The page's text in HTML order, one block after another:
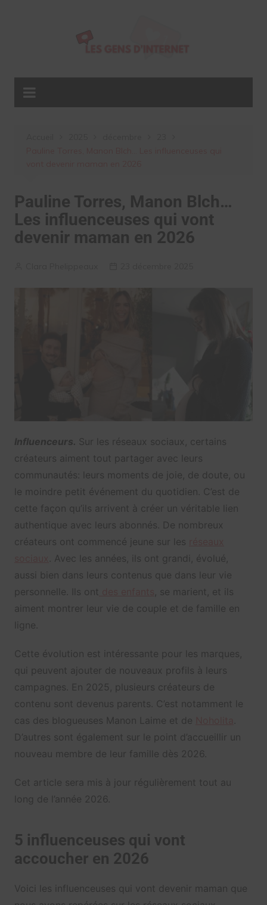
Pauline Torres, Manon Blch…
Les influenceuses qui vont
devenir maman en 2026
Influenceurs. Sur les réseaux sociaux, certains
créateurs aiment tout partager avec leurs
communautés: leurs moments de joie, de doute, ou
le moindre petit événement du quotidien. C’est de
cette façon qu’ils arrivent à créer un véritable lien
authentique avec leurs abonnés. De nombreux
créateurs ont commencé jeune sur les
. Avec les années, ils ont grandi, évolué,
aussi bien dans leurs contenus que dans leur vie
personnelle. Ils ont
, se marient, et ils
aiment montrer leur vie de couple et de famille en
ligne.
Cette évolution est intéressante pour les marques,
qui peuvent ajouter de nouveaux profils à leurs
campagnes. En 2025, plusieurs créateurs de
contenu sont devenus parents. C’est notamment le
cas des blogueuses Manon Laime et de
D’autres sont également sur le point d’accueillir un
nouveau membre de leur famille dès 2026.
Cet article sera mis à jour régulièrement tout au
long de l’année 2026.
5 influenceuses qui vont
accoucher en 2026
Voici les influenceuses qui vont devenir maman que